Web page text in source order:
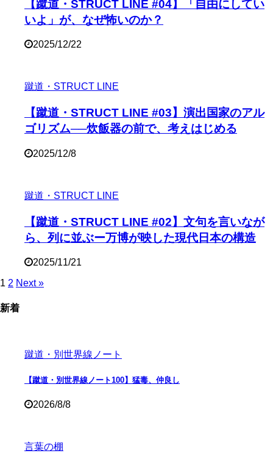
【蹴道・STRUCT LINE #04】「自由にしてい
いよ」が、なぜ怖いのか？
2025/12/22
蹴道・STRUCT LINE
【蹴道・STRUCT LINE #03】演出国家のアル
ゴリズム──炊飯器の前で、考えはじめる
2025/12/8
蹴道・STRUCT LINE
【蹴道・STRUCT LINE #02】文句を言いなが
ら、列に並ぶー万博が映した現代日本の構造
2025/11/21
1 2 Next »
新着
蹴道・別世界線ノート
【蹴道・別世界線ノート100】猛毒、仲良し
2026/8/8
言葉の棚